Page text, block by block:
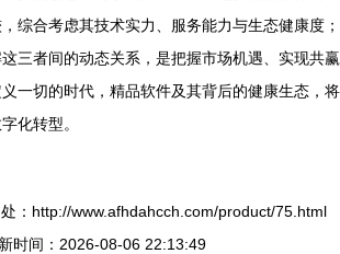
综合考虑其技术实力、服务能力与生态健康度；
三者间的动态关系，是把握市场机遇、实现共赢
一切的时代，精品软件及其背后的健康生态，将
化转型。
：http://www.afhdahcch.com/product/75.html
时间：2026-08-06 22:13:49